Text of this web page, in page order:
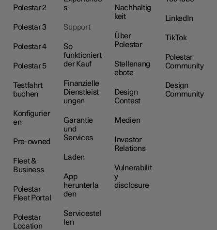
Polestar 2
Polestar 3
Polestar 4
Polestar 5
Testfahrt
buchen
Konfigurier
en
Pre-owned
Fleet &
Business
Polestar
Fleet Portal
Polestar
Location
s
Support
So
funktioniert
der Kauf
Finanzielle
Dienstleist
ungen
Garantie
und
Services
Laden
App
herunterla
den
Servicestel
len
Nachhaltig
keit
Über
Polestar
Stellenang
ebote
Design
Contest
Medien
Investor
Relations
Vulnerabilit
y
disclosure
LinkedIn
TikTok
Polestar
Community
Design
Community